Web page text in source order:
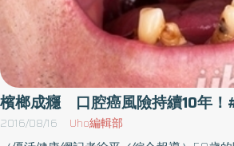
檳榔成癮 口腔癌風險持續10年！
2016/08/16 Uho編輯部